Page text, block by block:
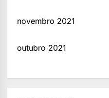
novembro 2021
outubro 2021